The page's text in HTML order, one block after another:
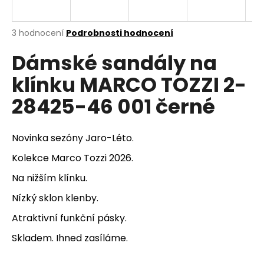
Průměrné
produktu
je
4,3
5
hvězdiček.
3 hodnocení Podrobnosti hodnocení
Dámské sandály na
klínku MARCO TOZZI 2-
28425-46 001 černé
Novinka sezóny Jaro-Léto.
Kolekce Marco Tozzi 2026.
Na nižším klínku.
Nízký sklon klenby.
Atraktivní funkční pásky.
Skladem. Ihned zasíláme.
j
t
?
HLEDAT
o
p
o
r